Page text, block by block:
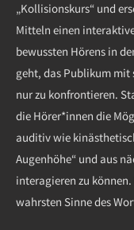
„Kollisionskurs“ und
Mitteln einen
bewussten Hörens in
geht, das Publikum mit
nur zu konfrontieren.
die Hörer*innen die
auditiv wie
Augenhöhe“ und aus
interagieren zu
wahrsten Sinne des